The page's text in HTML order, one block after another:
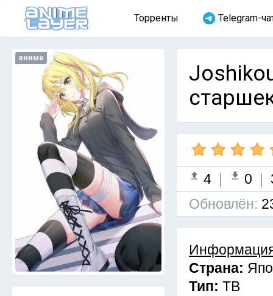
Торренты Telegram-
аниме
4 | 0 |
Обновлён:
Страна:
Тип: ТВ